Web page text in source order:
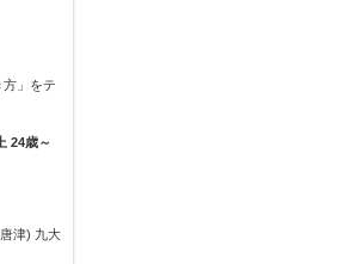
方」をテ
24歳～
津) 九大